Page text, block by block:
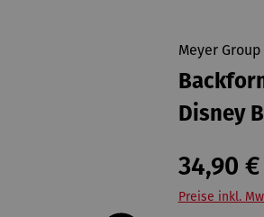
Meyer Group
Disney
34,90 €
Preise inkl.